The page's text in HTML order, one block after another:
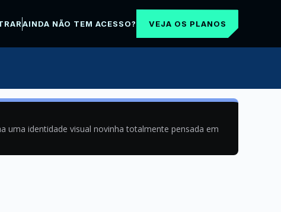
AINDA NÃO TEM ACESSO? VEJA OS PLANOS
uma identidade visual novinha totalmente pensada em